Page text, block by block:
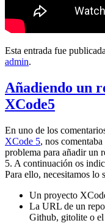
Esta entrada fue
admin.
Añadiendo un
XCode5
En uno de los
XCode 5, nos
problema para añadir un
5. A continuación os
Para ello, necesitamos lo
Un proyecto
La URL de un
Github, gitolite o el